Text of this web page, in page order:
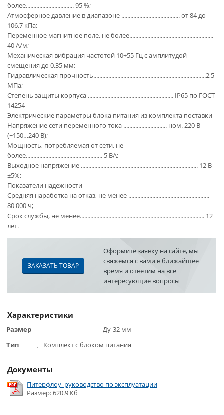
более................................ 95 %;
Атмосферное давление в диапазоне ....................................... от 84 до
106,7 кПа;
Переменное магнитное поле, не более........................................................
40 А/м;
Механическая вибрация частотой 10÷55 Гц с амплитудой
смещения до 0,35 мм;
Гидравлическая прочность...........................................................................2,5
МПа;
Степень защиты корпуса ......................................................... IP65 по ГОСТ
14254
Электрические параметры блока питания из комплекта поставки
Напряжение сети переменного тока ............................. ном. 220 В
(~150…240 B);
Мощность, потребляемая от сети, не
более................................................... 5 ВА;
Выходное напряжение .............................................................................. 12 В
±5%;
Показатели надежности
Средняя наработка на отказ, не менее ......................................................
80 000 ч;
Срок службы, не менее................................................................................... 12
лет.
ЗАКАЗАТЬ ТОВАР
Оформите заявку на сайте, мы
свяжемся с вами в ближайшее
время и ответим на все
интересующие вопросы
Характеристики
Размер
Ду-32 мм
Тип
Комплект с блоком питания
Документы
Питерфлоу_руководство по эксплуатации
Размер: 620.9 Кб